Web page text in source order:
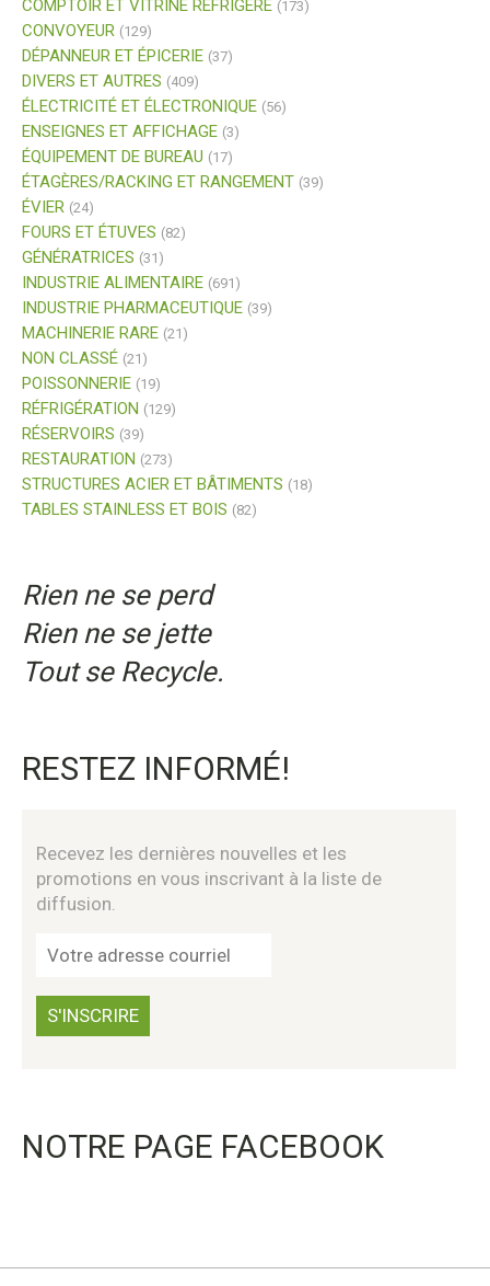
COMPTOIR ET VITRINE RÉFRIGÉRÉ (173)
CONVOYEUR (129)
DÉPANNEUR ET ÉPICERIE (37)
DIVERS ET AUTRES (409)
ÉLECTRICITÉ ET ÉLECTRONIQUE (56)
ENSEIGNES ET AFFICHAGE (3)
ÉQUIPEMENT DE BUREAU (17)
ÉTAGÈRES/RACKING ET RANGEMENT (39)
ÉVIER (24)
FOURS ET ÉTUVES (82)
GÉNÉRATRICES (31)
INDUSTRIE ALIMENTAIRE (691)
INDUSTRIE PHARMACEUTIQUE (39)
MACHINERIE RARE (21)
NON CLASSÉ (21)
POISSONNERIE (19)
RÉFRIGÉRATION (129)
RÉSERVOIRS (39)
RESTAURATION (273)
STRUCTURES ACIER ET BÂTIMENTS (18)
TABLES STAINLESS ET BOIS (82)
Rien ne se perd
Rien ne se jette
Tout se Recycle.
RESTEZ INFORMÉ!
Recevez les dernières nouvelles et les
promotions en vous inscrivant à la liste de
diffusion.
NOTRE PAGE FACEBOOK